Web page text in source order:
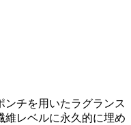
ンチを用いたラグランス
維レベルに永久的に埋め